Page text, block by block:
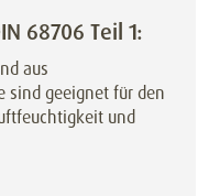
68706 Teil 1:
aus
sind geeignet für den
und